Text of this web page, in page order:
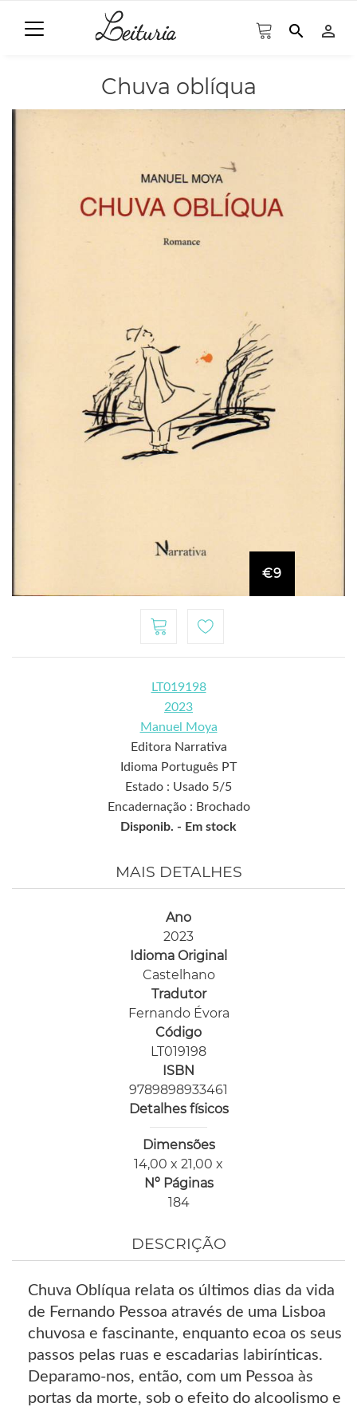
search person_outline
Chuva oblíqua
€9
LT019198
2023
Manuel Moya
Editora Narrativa
Idioma Português PT
Estado : Usado 5/5
Encadernação : Brochado
Disponib. - Em stock
MAIS DETALHES
Ano
2023
Idioma Original
Castelhano
Tradutor
Fernando Évora
Código
LT019198
ISBN
9789898933461
Detalhes físicos
Dimensões
14,00 x 21,00 x
Nº Páginas
184
DESCRIÇÃO
Chuva Oblíqua relata os últimos dias da vida
de Fernando Pessoa através de uma Lisboa
chuvosa e fascinante, enquanto ecoa os seus
passos pelas ruas e escadarias labirínticas.
Deparamo-nos, então, com um Pessoa às
portas da morte, sob o efeito do alcoolismo e